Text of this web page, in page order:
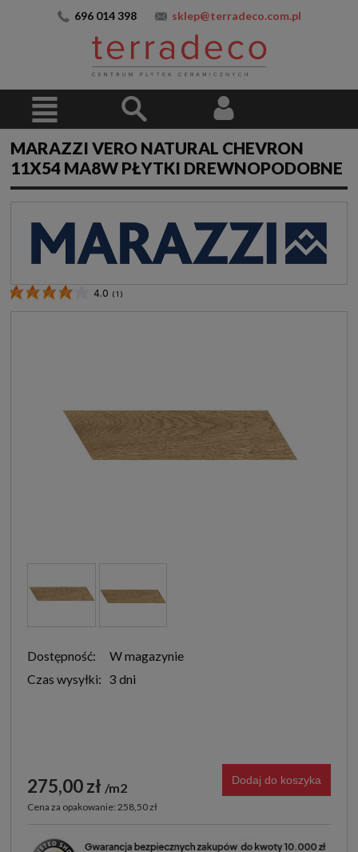
696 014 398 sklep@terradeco.com.pl
MARAZZI VERO NATURAL CHEVRON
11X54 MA8W PŁYTKI DREWNOPODOBNE
4.0 ( 1 )
Dostępność:
W magazynie
Czas wysyłki: 3 dni
275,00 zł m2
Cena za opakowanie: 258,50 zł
Dodaj do koszyka